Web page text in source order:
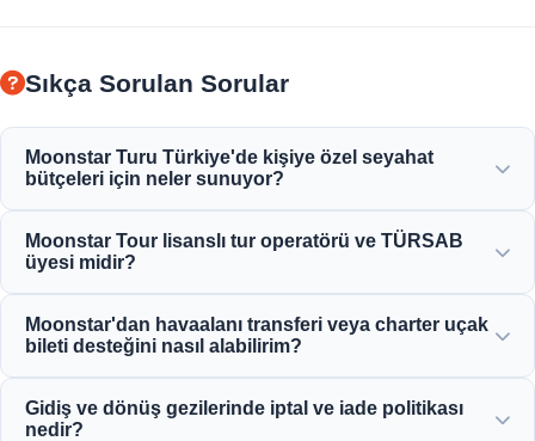
Sıkça Sorulan Sorular
Moonstar Turu Türkiye'de kişiye özel seyahat
bütçeleri için neler sunuyor?
çeşitli kişiselleştirilmiş hizmetler sunarak her bütçeye
uygun, paranızın karşılığını veren seçenekler sunar.
Moonstar Tour lisanslı tur operatörü ve TÜRSAB
üyesi midir?
acentesidir ve TÜRSAB'ın (Türkiye Seyahat Acenteleri
Birliği) gururlu bir üyesidir ve maksimum güvenilirlik
Moonstar'dan havaalanı transferi veya charter uçak
bileti desteğini nasıl alabilirim?
rezervasyonlarını doğrudan web sitemiz üzerinden veya
Gidiş ve dönüş gezilerinde iptal ve iade politikası
nedir?